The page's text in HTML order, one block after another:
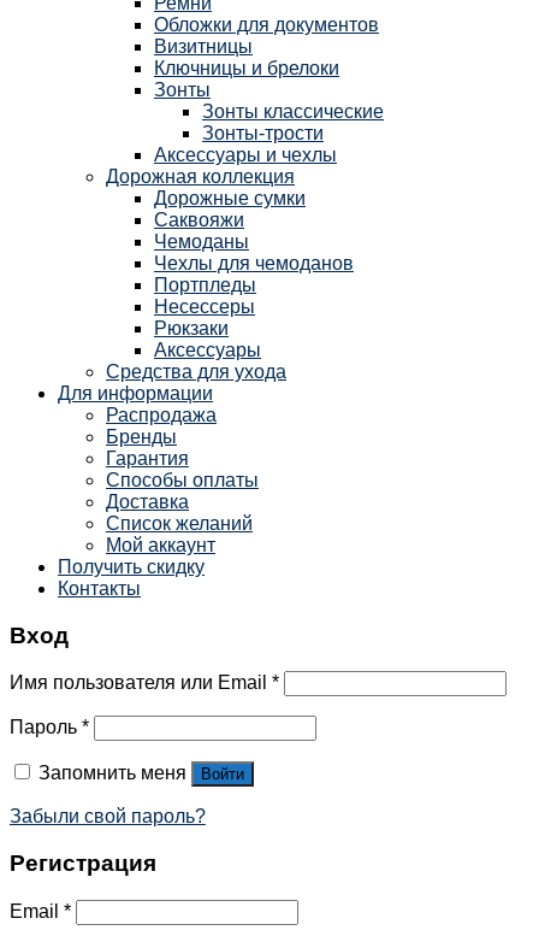
Обложки для документов
Визитницы
Ключницы и брелоки
Зонты
Зонты классические
Зонты-трости
Аксессуары и чехлы
Дорожная коллекция
Дорожные сумки
Саквояжи
Чемоданы
Чехлы для чемоданов
Портпледы
Несессеры
Рюкзаки
Аксессуары
Средства для ухода
Для информации
Распродажа
Бренды
Гарантия
Способы оплаты
Доставка
Список желаний
Мой аккаунт
Получить скидку
Контакты
Вход
Имя пользователя или Email *
Пароль *
Запомнить меня Войти
Забыли свой пароль?
Регистрация
Email *